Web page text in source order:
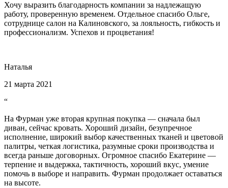
Хочу выразить благодарность компании за надлежащую
работу, проверенную временем. Отдельное спасибо Ольге,
сотруднице салон на Калиновского, за лояльность, гибкость и
профессионализм. Успехов и процветания!
Наталья
21 марта 2021
“
На Фурман уже вторая крупная покупка — сначала был
диван, сейчас кровать. Хороший дизайн, безупречное
исполнение, широкий выбор качественных тканей и цветовой
палитры, четкая логистика, разумные сроки производства и
всегда раньше договорных. Огромное спасибо Екатерине —
терпение и выдержка, тактичность, хороший вкус, умение
помочь в выборе и направить. Фурман продолжает оставаться
на высоте.